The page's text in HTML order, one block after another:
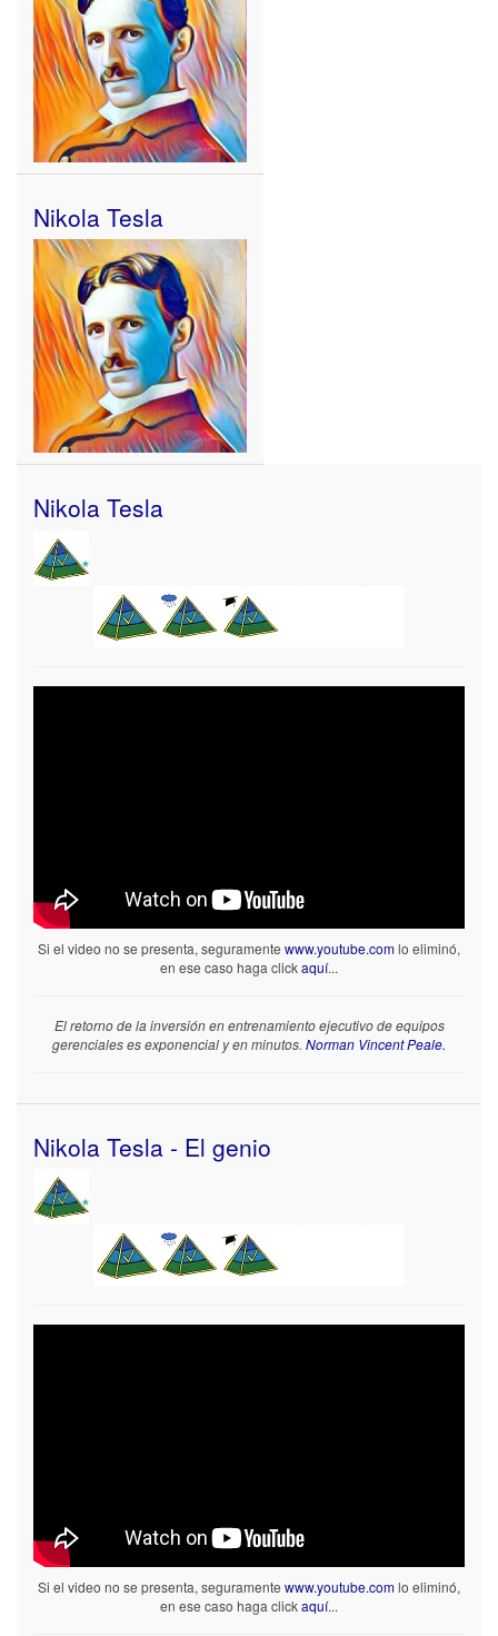
Nikola Tesla
Nikola Tesla
Si el video no se presenta, seguramente www.youtube.comlo eliminó,
en ese caso haga clickaquí...
El retorno de la inversión en entrenamiento ejecutivo de equipos
gerenciales es exponencial y en minutos. Norman Vincent Peale.
Nikola Tesla - El genio
Si el video no se presenta, seguramente www.youtube.comlo eliminó,
en ese caso haga clickaquí...